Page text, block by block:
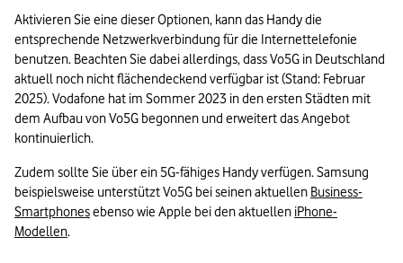
Aktivieren Sie eine dieser Optionen, kann das Handy die
entsprechende Netzwerkverbindung für die Internettelefonie
benutzen. Beachten Sie dabei allerdings, dass Vo5G in Deutschland
aktuell noch nicht flächendeckend verfügbar ist (Stand: Februar
2025). Vodafone hat im Sommer 2023 in den ersten Städten mit
dem Aufbau von Vo5G begonnen und erweitert das Angebot
kontinuierlich.
Zudem sollte Sie über ein 5G-fähiges Handy verfügen. Samsung
beispielsweise unterstützt Vo5G bei seinen aktuellen Business-
Smartphones ebenso wie Apple bei den aktuellen iPhone-
Modellen.